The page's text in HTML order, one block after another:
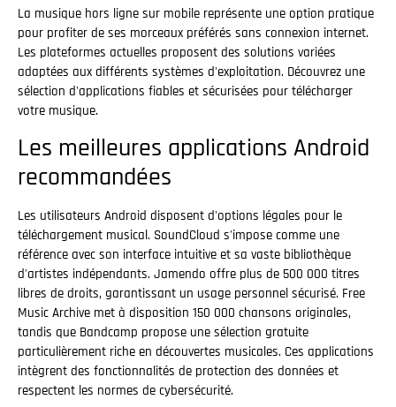
La musique hors ligne sur mobile représente une option pratique
pour profiter de ses morceaux préférés sans connexion internet.
Les plateformes actuelles proposent des solutions variées
adaptées aux différents systèmes d'exploitation. Découvrez une
sélection d'applications fiables et sécurisées pour télécharger
votre musique.
Les meilleures applications Android
recommandées
Les utilisateurs Android disposent d'options légales pour le
téléchargement musical. SoundCloud s'impose comme une
référence avec son interface intuitive et sa vaste bibliothèque
d'artistes indépendants. Jamendo offre plus de 500 000 titres
libres de droits, garantissant un usage personnel sécurisé. Free
Music Archive met à disposition 150 000 chansons originales,
tandis que Bandcamp propose une sélection gratuite
particulièrement riche en découvertes musicales. Ces applications
intègrent des fonctionnalités de protection des données et
respectent les normes de cybersécurité.